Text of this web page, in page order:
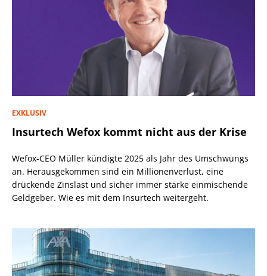
EXKLUSIV
Insurtech Wefox kommt nicht aus der Krise
Wefox-CEO Müller kündigte 2025 als Jahr des Umschwungs
an. Herausgekommen sind ein Millionenverlust, eine
drückende Zinslast und sicher immer stärke einmischende
Geldgeber. Wie es mit dem Insurtech weitergeht.